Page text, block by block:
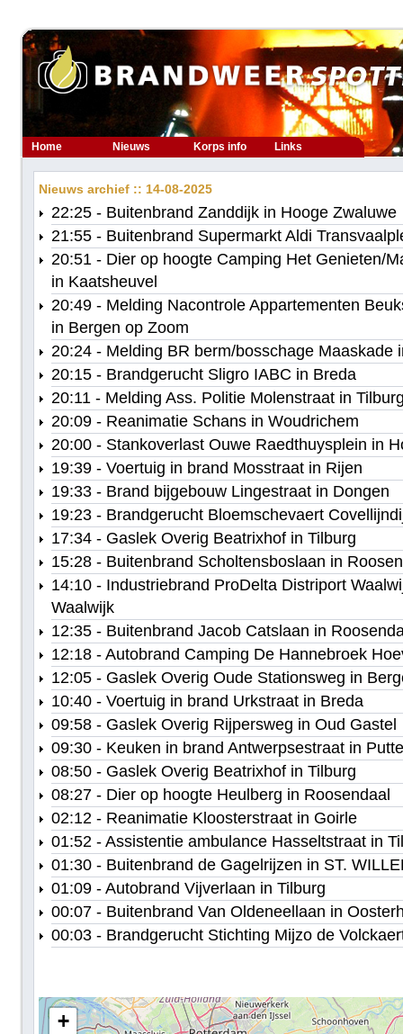
Home Nieuws Korps info Links
Nieuws archief :: 14-08-2025
22:25 - Buitenbrand Zanddijk in Hooge Zwaluwe
21:55 - Buitenbrand Supermarkt Aldi
20:51 - Dier op hoogte Camping Het Genieten/
in Kaatsheuvel
20:49 - Melding Nacontrole Appartementen
in Bergen op Zoom
20:24 - Melding BR berm/bosschage Maaskade
20:15 - Brandgerucht Sligro IABC in Breda
20:11 - Melding Ass. Politie Molenstraat in
20:09 - Reanimatie Schans in Woudrichem
20:00 - Stankoverlast Ouwe Raedthuysplein in
19:39 - Voertuig in brand Mosstraat in Rijen
19:33 - Brand bijgebouw Lingestraat in Dongen
19:23 - Brandgerucht Bloemschevaert
17:34 - Gaslek Overig Beatrixhof in Tilburg
15:28 - Buitenbrand Scholtensboslaan in
14:10 - Industriebrand ProDelta Distriport
Waalwijk
12:35 - Buitenbrand Jacob Catslaan in
12:18 - Autobrand Camping De Hannebroek
12:05 - Gaslek Overig Oude Stationsweg in
10:40 - Voertuig in brand Urkstraat in Breda
09:58 - Gaslek Overig Rijpersweg in Oud Gastel
09:30 - Keuken in brand Antwerpsestraat in Putte
08:50 - Gaslek Overig Beatrixhof in Tilburg
08:27 - Dier op hoogte Heulberg in Roosendaal
02:12 - Reanimatie Kloosterstraat in Goirle
01:52 - Assistentie ambulance Hasseltstraat in
01:30 - Buitenbrand de Gagelrijzen in ST.
01:09 - Autobrand Vijverlaan in Tilburg
00:07 - Buitenbrand Van Oldeneellaan in
00:03 - Brandgerucht Stichting Mijzo de
+